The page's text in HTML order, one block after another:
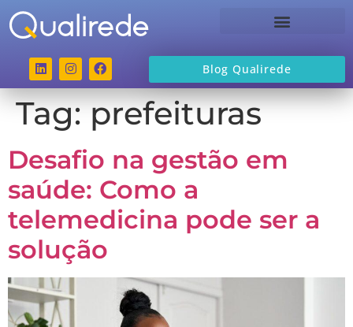
Blog Qualirede
Tag:prefeituras
Desafio na gestão em
saúde: Como a
telemedicina pode ser a
solução